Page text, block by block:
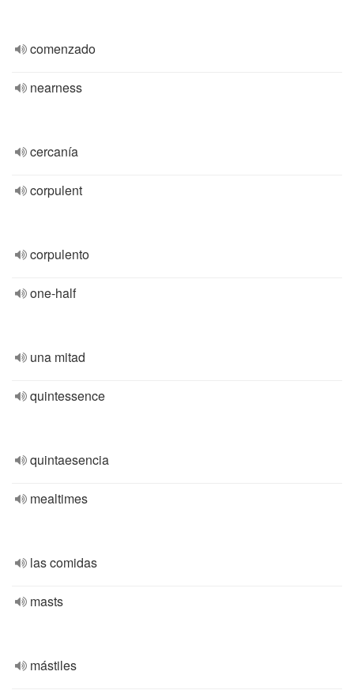
comenzado
nearness
cercanía
corpulent
corpulento
one-half
una mitad
quintessence
quintaesencia
mealtimes
las comidas
masts
mástiles